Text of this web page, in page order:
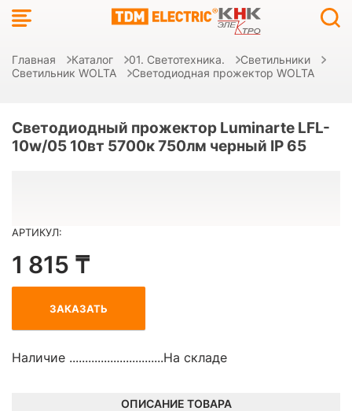
Главная Каталог 01. Светотехника.
Светильники
Светильник WOLTA
Светодиодная прожектор WOLTA
Светодиодный прожектор Luminarte LFL-
10w/05 10вт 5700к 750лм черный IP 65
АРТИКУЛ:
1 815 ₸
ЗАКАЗАТЬ
Наличие ..............................На складе
ОПИСАНИЕ ТОВАРА